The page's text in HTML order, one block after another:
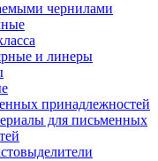
чернилами
и линеры
принадлежностей
для письменных